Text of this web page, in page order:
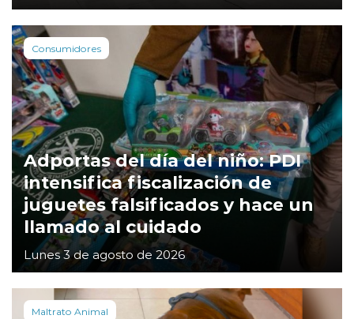
Consumidores
Adportas del día del niño: PDI
intensifica fiscalización de
juguetes falsificados y hace un
llamado al cuidado
Lunes 3 de agosto de 2026
Maltrato Animal